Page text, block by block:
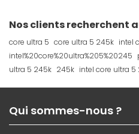
Nos clients recherchent
core ultra 5 core ultra 5 245k intel
intel%20core%20ultra%205%20245
ultra 5 245k 245k intel core ultra 5
Qui sommes-nous ?